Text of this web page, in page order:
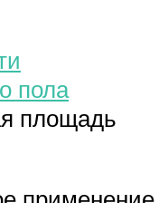
пола
площадь